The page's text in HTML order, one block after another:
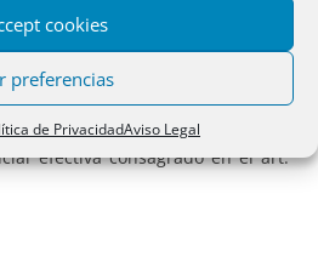
cookies
preferencias
de PrivacidadAviso Legal
efectiva indefensión, ya que la
una
practicada en autos, que
doctrina constitucional eltest de
exigible para respetar el
efectiva consagrado en el art.